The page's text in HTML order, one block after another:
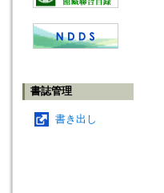
書誌管理
書き出し